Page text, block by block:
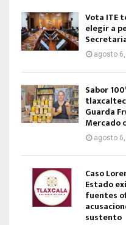
Vota ITE
elegir a
agosto
Sabor
Guarda
Mercado
agosto
Caso
Estado
fuentes
sustento